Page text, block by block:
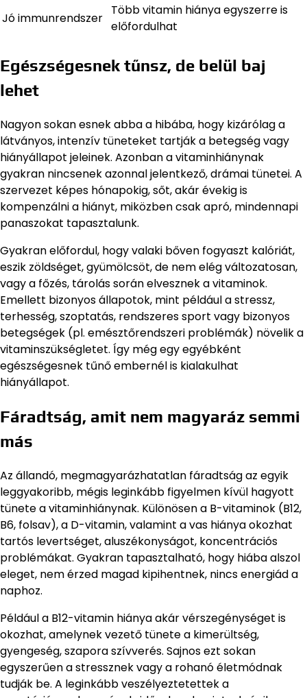
Jó immunrendszer
Több vitamin hiánya egyszerre is
előfordulhat
Egészségesnek tűnsz, de belül baj
lehet
Nagyon sokan esnek abba a hibába, hogy kizárólag a
látványos, intenzív tüneteket tartják a betegség vagy
hiányállapot jeleinek. Azonban a vitaminhiánynak
gyakran nincsenek azonnal jelentkező, drámai tünetei. A
szervezet képes hónapokig, sőt, akár évekig is
kompenzálni a hiányt, miközben csak apró, mindennapi
panaszokat tapasztalunk.
Gyakran előfordul, hogy valaki bőven fogyaszt kalóriát,
eszik zöldséget, gyümölcsöt, de nem elég változatosan,
vagy a főzés, tárolás során elvesznek a vitaminok.
Emellett bizonyos állapotok, mint például a stressz,
terhesség, szoptatás, rendszeres sport vagy bizonyos
betegségek (pl. emésztőrendszeri problémák) növelik a
vitaminszükségletet. Így még egy egyébként
egészségesnek tűnő embernél is kialakulhat
hiányállapot.
Fáradtság, amit nem magyaráz semmi
más
Az állandó, megmagyarázhatatlan fáradtság az egyik
leggyakoribb, mégis leginkább figyelmen kívül hagyott
tünete a vitaminhiánynak. Különösen a B-vitaminok (B12,
B6, folsav), a D-vitamin, valamint a vas hiánya okozhat
tartós levertséget, aluszékonyságot, koncentrációs
problémákat. Gyakran tapasztalható, hogy hiába alszol
eleget, nem érzed magad kipihentnek, nincs energiád a
naphoz.
Például a B12-vitamin hiánya akár vérszegénységet is
okozhat, amelynek vezető tünete a kimerültség,
gyengeség, szapora szívverés. Sajnos ezt sokan
egyszerűen a stressznek vagy a rohanó életmódnak
tudják be. A leginkább veszélyeztetettek a